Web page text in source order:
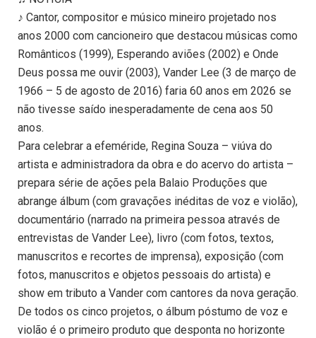
♪ Cantor, compositor e músico mineiro projetado nos
anos 2000 com cancioneiro que destacou músicas como
Românticos (1999), Esperando aviões (2002) e Onde
Deus possa me ouvir (2003), Vander Lee (3 de março de
1966 – 5 de agosto de 2016) faria 60 anos em 2026 se
não tivesse saído inesperadamente de cena aos 50
anos.
Para celebrar a efeméride, Regina Souza – viúva do
artista e administradora da obra e do acervo do artista –
prepara série de ações pela Balaio Produções que
abrange álbum (com gravações inéditas de voz e violão),
documentário (narrado na primeira pessoa através de
entrevistas de Vander Lee), livro (com fotos, textos,
manuscritos e recortes de imprensa), exposição (com
fotos, manuscritos e objetos pessoais do artista) e
show em tributo a Vander com cantores da nova geração.
De todos os cinco projetos, o álbum póstumo de voz e
violão é o primeiro produto que desponta no horizonte